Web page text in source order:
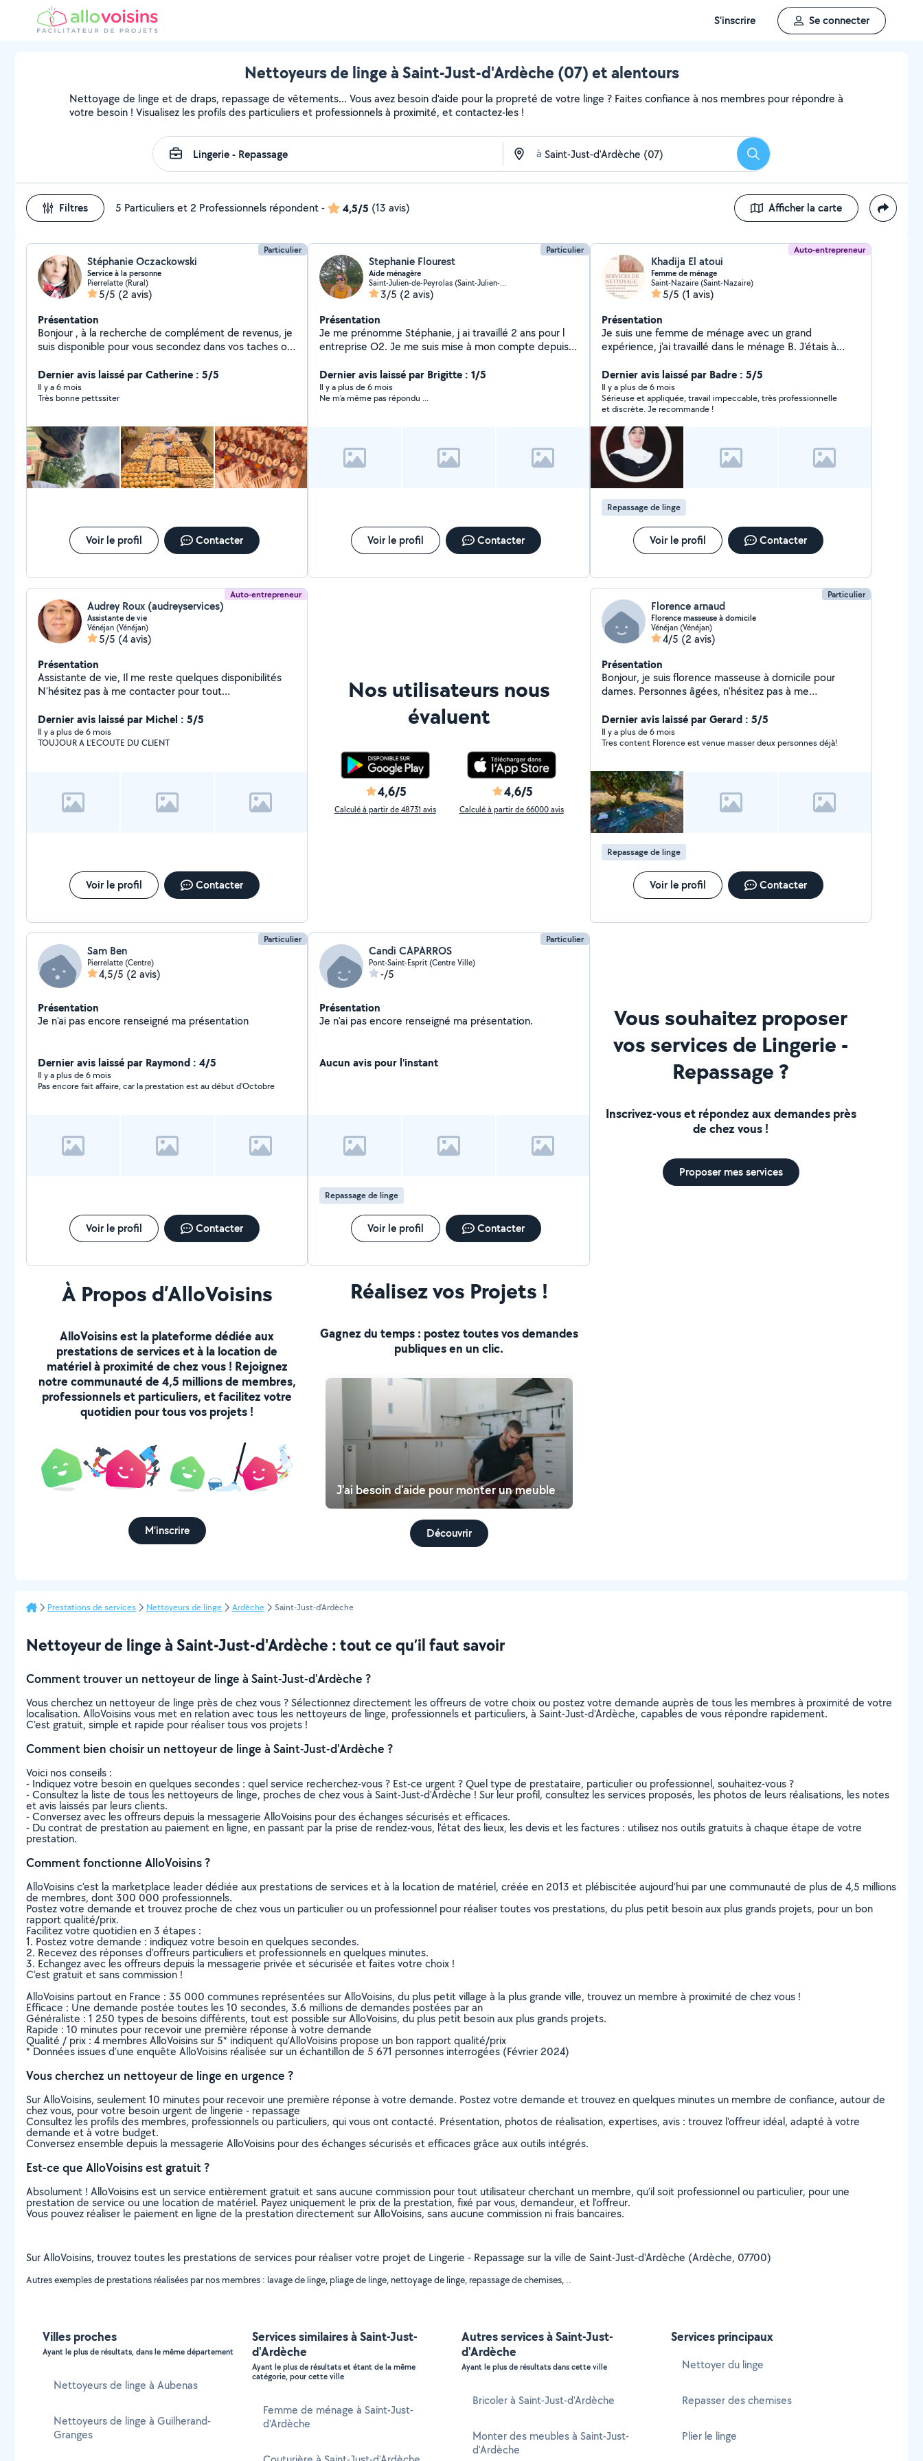
S'inscrire Se connecter
Nettoyeurs de linge à Saint-Just-d'Ardèche (07) et alentours
Nettoyage de linge et de draps, repassage de vêtements... Vous avez besoin d'aide pour la propreté de votre linge ? Faites confiance à nos membres pour répondre à
votre besoin ! Visualisez les profils des particuliers et professionnels à proximité, et contactez-les !
à Rechercher
Filtres 5 Particuliers et 2 Professionnels répondent- 4,5/5 (13 avis) Afficher la carte
Particulier
Stéphanie Oczackowski
Service à la personne
Pierrelatte (Rural)
5/5 (2 avis)
Présentation
Bonjour , à la recherche de complément de revenus, je
suis disponible pour vous secondez dans vos taches ou
repassage , courses ,préparation culinaire , gardes
d'animaux .
Dernier avis laissé par Catherine : 5/5
Il y a 6 mois
Très bonne pettssiter
Voir le profil Contacter
Particulier
Stephanie Flourest
Aide ménagère
Saint-Julien-de-Peyrolas (Saint-Julien-de-Peyrolas)
3/5 (2 avis)
Présentation
Je me prénomme Stéphanie, j ai travaillé 2 ans pour l
entreprise O2. Je me suis mise à mon compte depuis 1
Dernier avis laissé par Brigitte : 1/5
Il y a plus de 6 mois
Ne m’a même pas répondu ...
Voir le profil Contacter
Auto-entrepreneur
Khadija El atoui
Femme de ménage
Saint-Nazaire (Saint-Nazaire)
5/5 (1 avis)
Présentation
Je suis une femme de ménage avec un grand
expérience, j'ai travaillé dans le ménage B. J'étais à
avec un grand expérience ici à la France. Merci de vos
me contacter.
Dernier avis laissé par Badre : 5/5
Il y a plus de 6 mois
Sérieuse et appliquée, travail impeccable, très professionnelle
et discrète. Je recommande !
Repassage de linge
Voir le profil Contacter
Auto-entrepreneur
Audrey Roux (audreyservices)
Assistante de vie
Vénéjan (Vénéjan)
5/5 (4 avis)
Présentation
Assistante de vie, Il me reste quelques disponibilités
N'hésitez pas à me contacter pour tout
Dernier avis laissé par Michel : 5/5
Il y a plus de 6 mois
TOUJOUR A L'ECOUTE DU CLIENT
Voir le profil Contacter
Nos utilisateurs nous
évaluent
4,6/5
Calculé à partir de 48731 avis
4,6/5
Calculé à partir de 66000 avis
Particulier
Florence arnaud
Florence masseuse à domicile
Vénéjan (Vénéjan)
4/5 (2 avis)
Présentation
Bonjour, je suis florence masseuse à domicile pour
dames. Personnes âgées, n'hésitez pas à me
encombrants, garde animaux ... n'hésite pas à me
demander.
Dernier avis laissé par Gerard : 5/5
Il y a plus de 6 mois
Tres content Florence est venue masser deux personnes déjà!
Repassage de linge
Voir le profil Contacter
Particulier
Sam Ben
Pierrelatte (Centre)
4,5/5 (2 avis)
Présentation
Je n'ai pas encore renseigné ma présentation
Dernier avis laissé par Raymond : 4/5
Il y a plus de 6 mois
Pas encore fait affaire, car la prestation est au début d'Octobre
Voir le profil Contacter
Particulier
Candi CAPARROS
Pont-Saint-Esprit (Centre Ville)
-/5
Présentation
Je n'ai pas encore renseigné ma présentation.
Aucun avis pour l'instant
Repassage de linge
Voir le profil Contacter
Vous souhaitez proposer
vos services de Lingerie -
Repassage ?
Inscrivez-vous et répondez aux demandes près
de chez vous !
Proposer mes services
À Propos d’AlloVoisins
AlloVoisins est la plateforme dédiée aux
prestations de services et à la location de
matériel à proximité de chez vous ! Rejoignez
notre communauté de 4,5 millions de membres,
professionnels et particuliers, et facilitez votre
quotidien pour tous vos projets !
M'inscrire
Réalisez vos Projets !
Gagnez du temps : postez toutes vos demandes
publiques en un clic.
J'ai besoin d'aide pour monter un meuble
Découvrir
Prestations de services Nettoyeurs de linge Ardèche Saint-Just-d'Ardèche
Nettoyeur de linge à Saint-Just-d'Ardèche : tout ce qu’il faut savoir
Comment trouver un nettoyeur de linge à Saint-Just-d'Ardèche ?
Vous cherchez un nettoyeur de linge près de chez vous ? Sélectionnez directement les offreurs de votre choix ou postez votre demande auprès de tous les membres à proximité de votre
localisation. AlloVoisins vous met en relation avec tous les nettoyeurs de linge, professionnels et particuliers, à Saint-Just-d'Ardèche, capables de vous répondre rapidement.
C’est gratuit, simple et rapide pour réaliser tous vos projets !
Comment bien choisir un nettoyeur de linge à Saint-Just-d'Ardèche ?
Voici nos conseils :
- Indiquez votre besoin en quelques secondes : quel service recherchez-vous ? Est-ce urgent ? Quel type de prestataire, particulier ou professionnel, souhaitez-vous ?
- Consultez la liste de tous les nettoyeurs de linge, proches de chez vous à Saint-Just-d'Ardèche ! Sur leur profil, consultez les services proposés, les photos de leurs réalisations, les notes
et avis laissés par leurs clients.
- Conversez avec les offreurs depuis la messagerie AlloVoisins pour des échanges sécurisés et efficaces.
- Du contrat de prestation au paiement en ligne, en passant par la prise de rendez-vous, l’état des lieux, les devis et les factures : utilisez nos outils gratuits à chaque étape de votre
prestation.
Comment fonctionne AlloVoisins ?
AlloVoisins c’est la marketplace leader dédiée aux prestations de services et à la location de matériel, créée en 2013 et plébiscitée aujourd’hui par une communauté de plus de 4,5 millions
de membres, dont 300 000 professionnels.
Postez votre demande et trouvez proche de chez vous un particulier ou un professionnel pour réaliser toutes vos prestations, du plus petit besoin aux plus grands projets, pour un bon
rapport qualité/prix.
Facilitez votre quotidien en 3 étapes :
1. Postez votre demande : indiquez votre besoin en quelques secondes.
2. Recevez des réponses d’offreurs particuliers et professionnels en quelques minutes.
3. Echangez avec les offreurs depuis la messagerie privée et sécurisée et faites votre choix !
C’est gratuit et sans commission !
AlloVoisins partout en France : 35 000 communes représentées sur AlloVoisins, du plus petit village à la plus grande ville, trouvez un membre à proximité de chez vous !
Efficace : Une demande postée toutes les 10 secondes, 3.6 millions de demandes postées par an
Généraliste : 1 250 types de besoins différents, tout est possible sur AlloVoisins, du plus petit besoin aux plus grands projets.
Rapide : 10 minutes pour recevoir une première réponse à votre demande
Qualité / prix : 4 membres AlloVoisins sur 5* indiquent qu’AlloVoisins propose un bon rapport qualité/prix
* Données issues d’une enquête AlloVoisins réalisée sur un échantillon de 5 671 personnes interrogées (Février 2024)
Vous cherchez un nettoyeur de linge en urgence ?
Sur AlloVoisins, seulement 10 minutes pour recevoir une première réponse à votre demande. Postez votre demande et trouvez en quelques minutes un membre de confiance, autour de
chez vous, pour votre besoin urgent de lingerie - repassage
Consultez les profils des membres, professionnels ou particuliers, qui vous ont contacté. Présentation, photos de réalisation, expertises, avis : trouvez l'offreur idéal, adapté à votre
demande et à votre budget.
Conversez ensemble depuis la messagerie AlloVoisins pour des échanges sécurisés et efficaces grâce aux outils intégrés.
Est-ce que AlloVoisins est gratuit ?
Absolument ! AlloVoisins est un service entièrement gratuit et sans aucune commission pour tout utilisateur cherchant un membre, qu’il soit professionnel ou particulier, pour une
prestation de service ou une location de matériel. Payez uniquement le prix de la prestation, fixé par vous, demandeur, et l’offreur.
Vous pouvez réaliser le paiement en ligne de la prestation directement sur AlloVoisins, sans aucune commission ni frais bancaires.
Sur AlloVoisins, trouvez toutes les prestations de services pour réaliser votre projet de Lingerie - Repassage sur la ville de Saint-Just-d'Ardèche (Ardèche, 07700)
Autres exemples de prestations réalisées par nos membres : lavage de linge, pliage de linge, nettoyage de linge, repassage de chemises, ..
Villes proches
Ayant le plus de résultats, dans le même département
Nettoyeurs de linge à Aubenas
Nettoyeurs de linge à Guilherand-
Granges
Services similaires à Saint-Just-
d'Ardèche
Ayant le plus de résultats et étant de la même
catégorie, pour cette ville
Femme de ménage à Saint-Just-
d'Ardèche
Autres services à Saint-Just-
d'Ardèche
Ayant le plus de résultats dans cette ville
Bricoler à Saint-Just-d'Ardèche
Monter des meubles à Saint-Just-
d'Ardèche
Services principaux
Nettoyer du linge
Repasser des chemises
Plier le linge